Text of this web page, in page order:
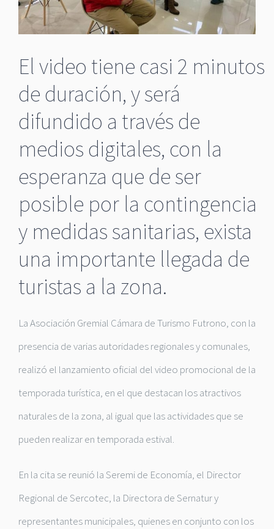
El video tiene casi 2 minutos
de duración, y será
difundido a través de
medios digitales, con la
esperanza que de ser
posible por la contingencia
y medidas sanitarias, exista
una importante llegada de
turistas a la zona.
La Asociación Gremial Cámara de Turismo Futrono, con la
presencia de varias autoridades regionales y comunales,
realizó el lanzamiento oficial del video promocional de la
temporada turística, en el que destacan los atractivos
naturales de la zona, al igual que las actividades que se
pueden realizar en temporada estival.
En la cita se reunió la Seremi de Economía, el Director
Regional de Sercotec, la Directora de Sernatur y
representantes municipales, quienes en conjunto con los